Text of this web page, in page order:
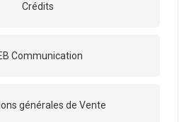
Crédits
Communication
générales de Vente